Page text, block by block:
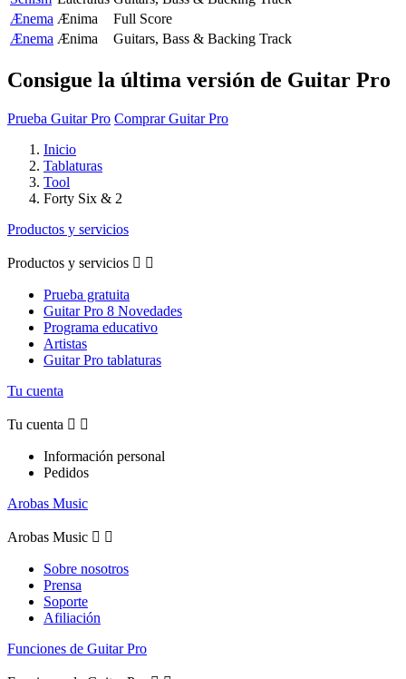
Ænema Ænima
Full Score
Ænema Ænima Guitars, Bass & Backing Track
Consigue la última versión de Guitar Pro
Prueba Guitar Pro Comprar Guitar Pro
Inicio
Tablaturas
Tool
Forty Six & 2
Productos y servicios
Productos y servicios  
Prueba gratuita
Guitar Pro 8 Novedades
Programa educativo
Artistas
Guitar Pro tablaturas
Tu cuenta
Tu cuenta  
Información personal
Pedidos
Arobas Music
Arobas Music  
Sobre nosotros
Prensa
Soporte
Afiliación
Funciones de Guitar Pro